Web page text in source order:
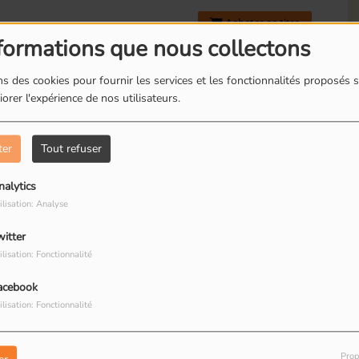
que nous collectons
des cookies pour fournir les services et les fonctionnalités proposés
l'expérience de nos utilisateurs.
Tout refuser
Analyse
Fonctionnalité
Fonctionnalité
Acheter ce titre
You
boites à livres